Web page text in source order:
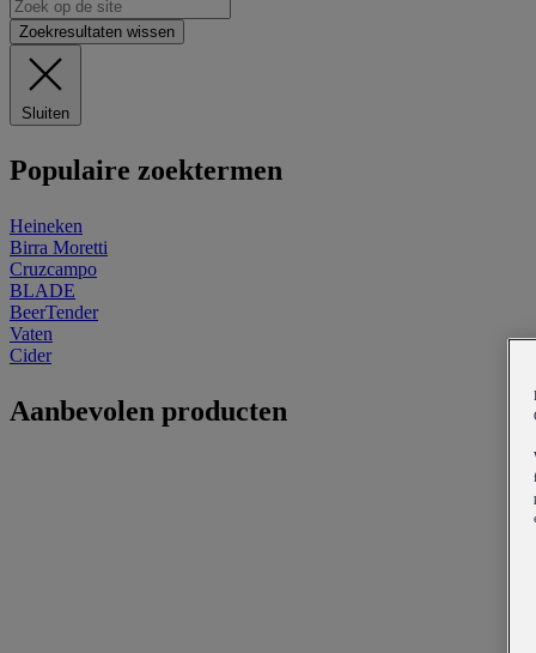
Zoekresultaten wissen
Sluiten
Populaire zoektermen
Heineken
Birra Moretti
Cruzcampo
BLADE
BeerTender
Vaten
Cider
Aanbevolen producten